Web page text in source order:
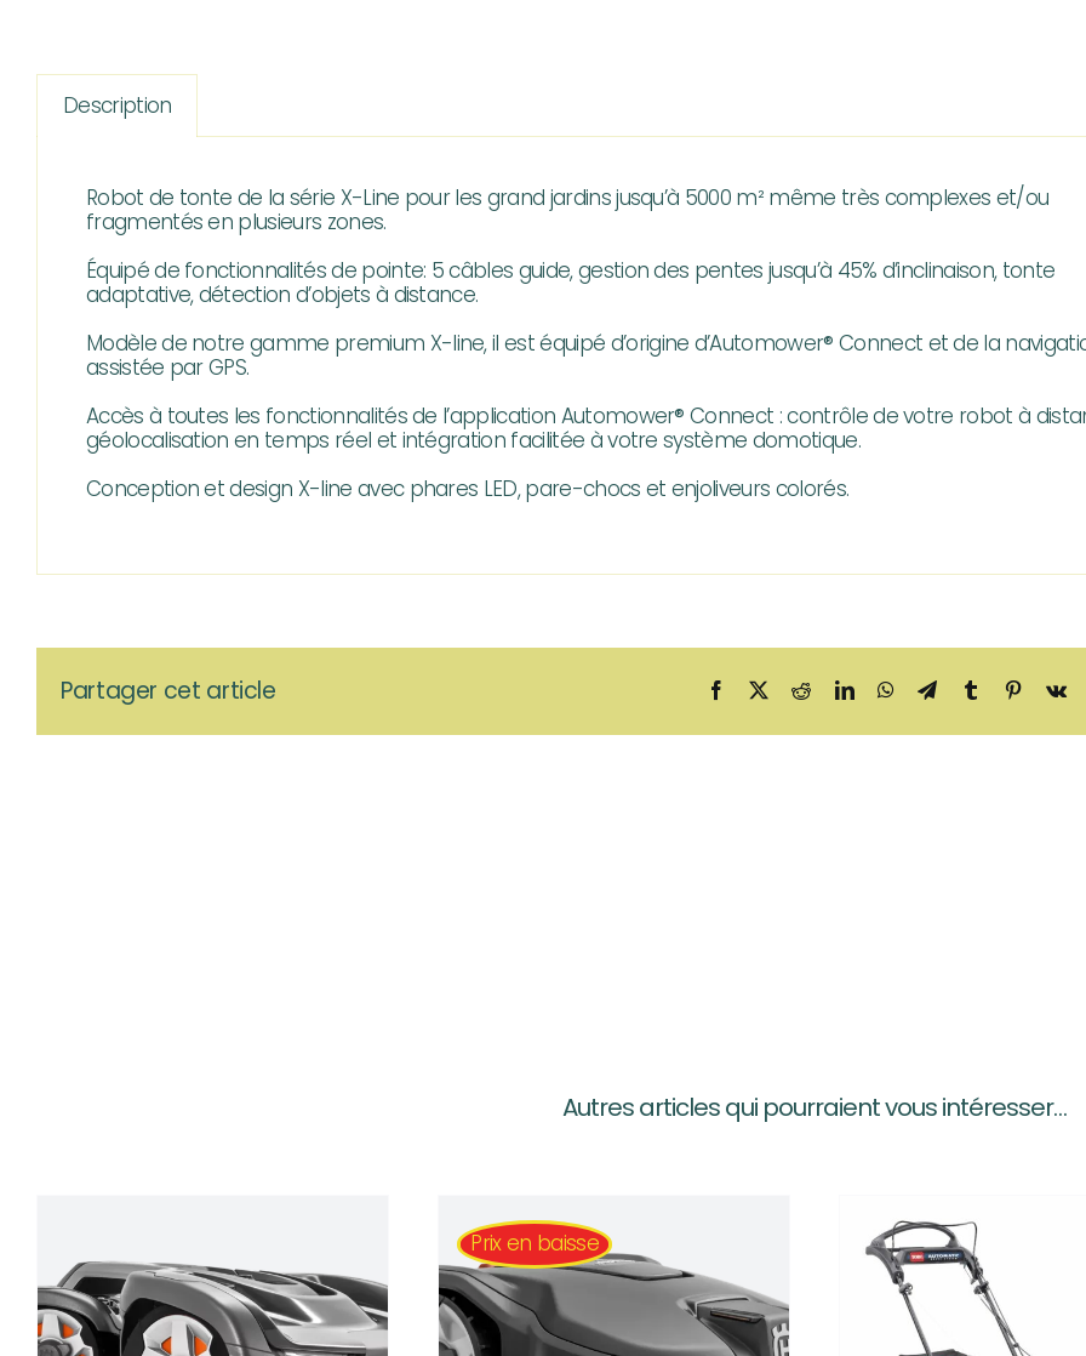
gazon
AUTOMOWER
Description
Robot de tonte de la série X-Line pour les grand jardins jusqu’à 5000 m² même très complexes et/ou
fragmentés en plusieurs zones.
Équipé de fonctionnalités de pointe: 5 câbles guide, gestion des pentes jusqu’à 45% d’inclinaison, tonte
adaptative, détection d’objets à distance.
Modèle de notre gamme premium X-line, il est équipé d’origine d’Automower® Connect et de la
assistée par GPS.
Accès à toutes les fonctionnalités de l’application Automower® Connect : contrôle de votre robot à
géolocalisation en temps réel et intégration facilitée à votre système domotique.
Conception et design X-line avec phares LED, pare-chocs et enjoliveurs colorés.
Partager cet article
Autres articles qui pourraient vous intéresser…
Prix en baisse